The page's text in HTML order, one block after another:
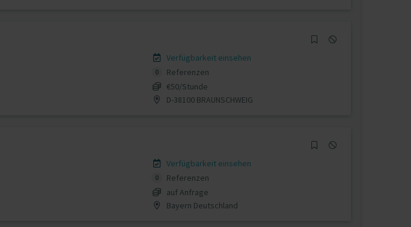
Verfügbarkeit einsehen
0
Referenzen
€50/Stunde
D-38100 BRAUNSCHWEIG
Verfügbarkeit einsehen
0
Referenzen
auf Anfrage
Bayern Deutschland